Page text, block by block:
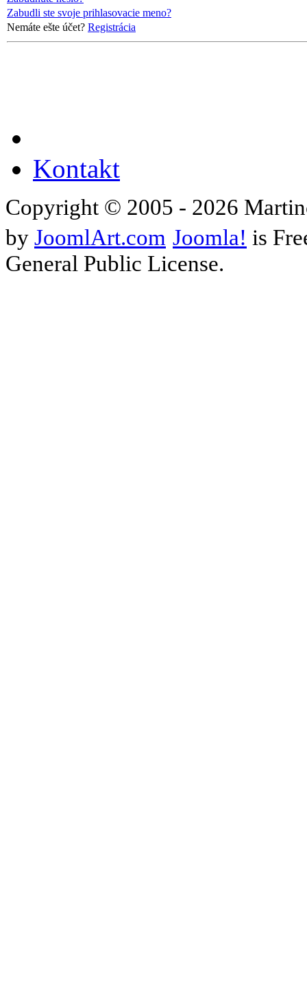
Zabudli ste svoje prihlasovacie meno?
Nemáte ešte účet? Registrácia
Kontakt
Copyright © 2005 - 2026
by JoomlArt.com Joomla! is
General Public License.